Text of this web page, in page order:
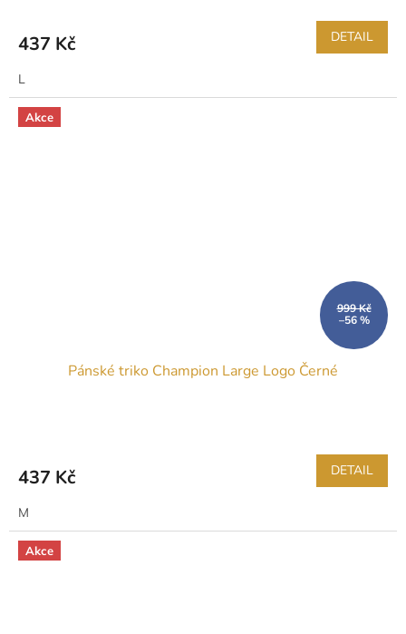
437 Kč DETAIL
L
Akce
999 Kč
–56 %
Pánské triko Champion Large Logo Černé
437 Kč DETAIL
M
Akce